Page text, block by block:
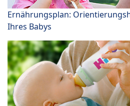
Ernährungsplan:
Ihres Babys